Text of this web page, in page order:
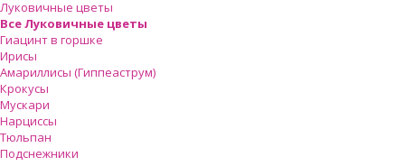
Луковичные цветы
Все Луковичные цветы
Гиацинт в горшке
Ирисы
Амариллисы (Гиппеаструм)
Крокусы
Мускари
Нарциссы
Тюльпан
Подснежники